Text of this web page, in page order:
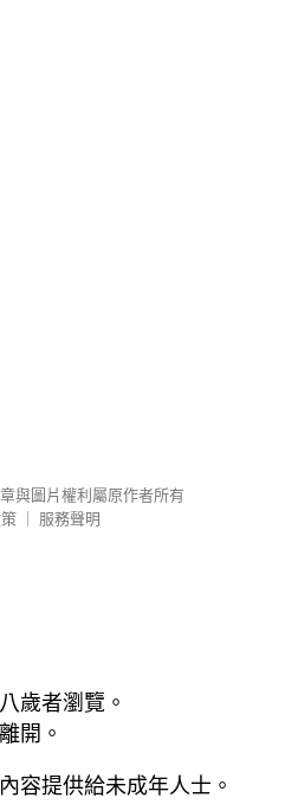
與圖片權利屬原作者所有
服務聲明
歲者瀏覽。
開。
容提供給未成年人士。